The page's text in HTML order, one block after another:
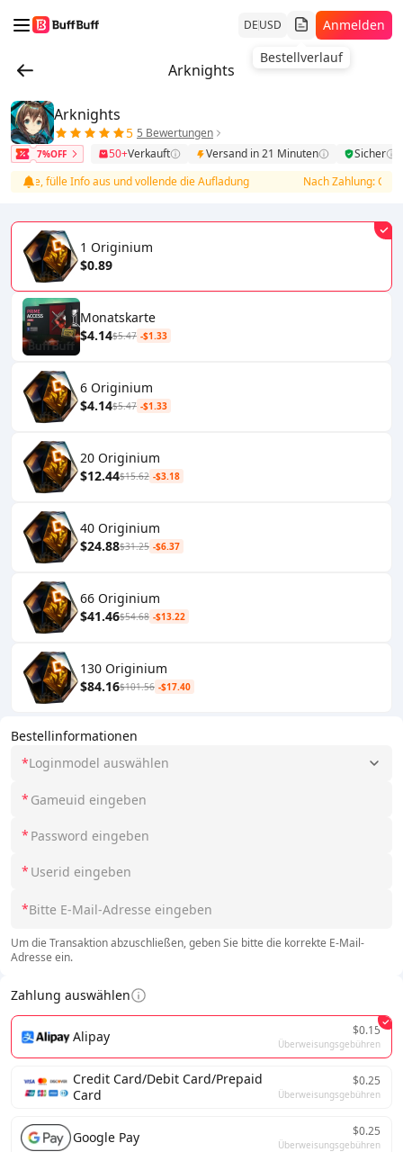
DEUSD
Bestellverlauf
Anmelden
Arknights
Bestellinformationen
*Loginmodel auswählen
*
*
*
*
Um die Transaktion abzuschließen, geben Sie bitte die korrekte E-Mail-
Adresse ein.
Zahlung auswählen
Alipay $0.15
Überweisungsgebühren
Credit Card/Debit Card/Prepaid
Card
$0.25
Überweisungsgebühren
Google Pay $0.25
Überweisungsgebühren
Arknights
5 5 Bewertungen
7%OFF 50+Verkauft Versand in 21 Minuten
Sicher
fülle Info aus und vollende die Aufladung
Nach Zahlung: Geh
1 Originium
$0.89
Monatskarte
$4.14$5.47 -$1.33
6 Originium
$4.14$5.47 -$1.33
20 Originium
$12.44$15.62 -$3.18
40 Originium
$24.88$31.25 -$6.37
66 Originium
$41.46$54.68 -$13.22
130 Originium
$84.16$101.56 -$17.40